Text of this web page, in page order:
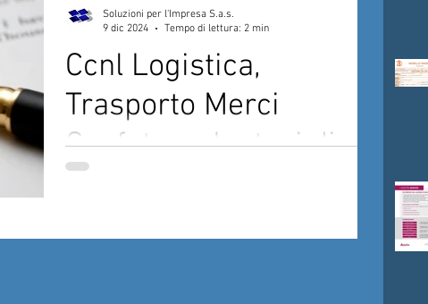
Ccnl Logistica,
Trasporto Merci
Confetra – Ipotesi di
datoriali e sindacali (Filt-Cgil, Fit-Cisl,...
Soluzioni per l'Impresa S.a.s.
9 dic 2024
Tempo di lettura: 2 min